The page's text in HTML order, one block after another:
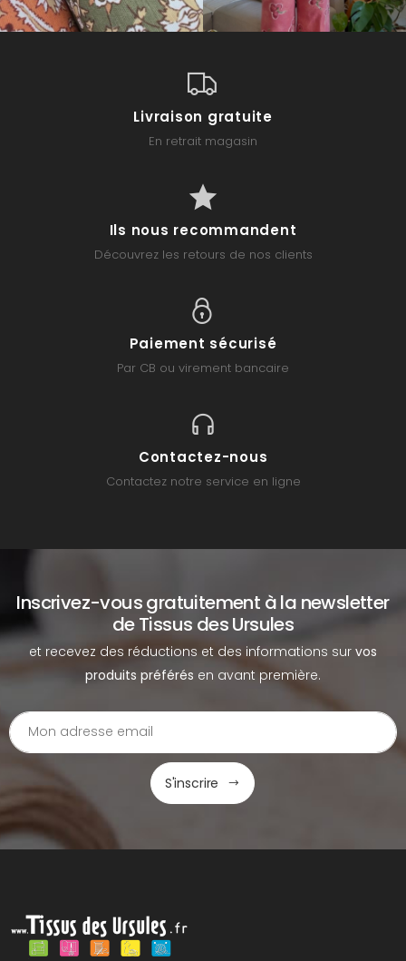
Livraison gratuite
En retrait magasin
Ils nous recommandent
Découvrez les retours de nos clients
Paiement sécurisé
Par CB ou virement bancaire
Contactez-nous
Contactez notre service en ligne
Inscrivez-vous gratuitement à la newsletter
de Tissus des Ursules
et recevez des réductions et des informations sur vos
produits préférés en avant première.
S'inscrire